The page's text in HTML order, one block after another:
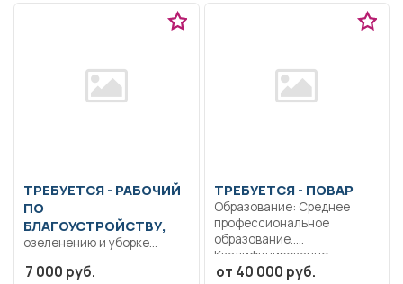
ТРЕБУЕТСЯ - РАБОЧИЙ
ПО
БЛАГОУСТРОЙСТВУ,
озеленению и уборке
Благоустройство,
7 000 руб.
ТРЕБУЕТСЯ - ПОВАР
Образование: Среднее
профессиональное
образование..
Квалифицированно
выполнять работу повара.
от 40 000 руб.